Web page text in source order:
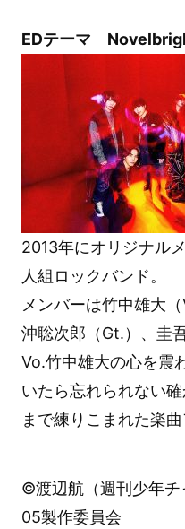
EDテーマ
2013年にオリジナル
人組ロックバンド。
メンバーは竹中雄大
沖聡次郎（Gt.）、圭
Vo.竹中雄大の心を震
いたら忘れられない
まで練りこまれた楽
©渡辺航（週刊少年チ
05製作委員会